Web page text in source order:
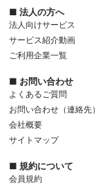
■ 法人の方へ
法人向けサービス
サービス紹介動画
ご利用企業一覧
■ お問い合わせ
よくあるご質問
お問い合わせ（連絡先）
会社概要
サイトマップ
■ 規約について
会員規約